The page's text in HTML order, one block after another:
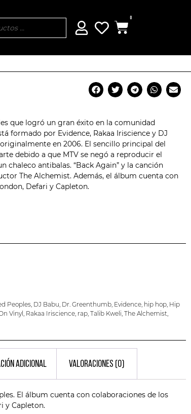
0
que logró un gran éxito en la comunidad
formado por Evidence, Rakaa Iriscience y DJ
en 2006. El sencillo principal del
debido a que MTV se negó a reproducir el
chaleco antibalas. “Back Again” y la canción
The Alchemist. Además, el álbum cuenta con
Defari y Capleton.
Peoples, DJ Babu, Dr. Greenthumb, Evidence, hip hop, Hip
Vinyl, Rakaa Iriscience, rap, Talib Kweli, The Alchemist,
ADICIONAL VALORACIONES (0)
El álbum cuenta con colaboraciones de los
y Capleton.